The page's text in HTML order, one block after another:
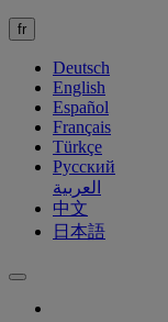
fr
Deutsch
English
Español
Français
Türkçe
Русский
العربية
中文
日本語